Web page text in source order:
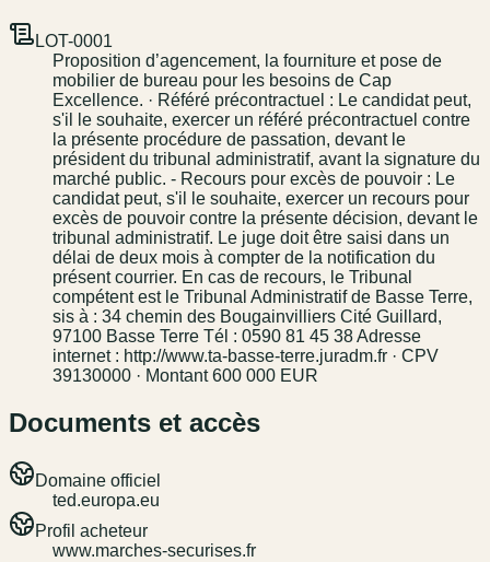
LOT-0001
Proposition d’agencement, la fourniture et pose de
mobilier de bureau pour les besoins de Cap
Excellence. · Référé précontractuel : Le candidat peut,
s'il le souhaite, exercer un référé précontractuel contre
la présente procédure de passation, devant le
président du tribunal administratif, avant la signature du
marché public. - Recours pour excès de pouvoir : Le
candidat peut, s'il le souhaite, exercer un recours pour
excès de pouvoir contre la présente décision, devant le
tribunal administratif. Le juge doit être saisi dans un
délai de deux mois à compter de la notification du
présent courrier. En cas de recours, le Tribunal
compétent est le Tribunal Administratif de Basse Terre,
sis à : 34 chemin des Bougainvilliers Cité Guillard,
97100 Basse Terre Tél : 0590 81 45 38 Adresse
internet : http://www.ta-basse-terre.juradm.fr · CPV
39130000 · Montant 600 000 EUR
Documents et accès
Domaine officiel
ted.europa.eu
Profil acheteur
www.marches-securises.fr